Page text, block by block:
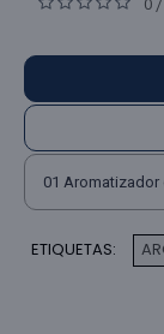
/
01 Aromatizador
ETIQUETAS: